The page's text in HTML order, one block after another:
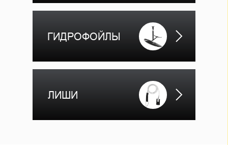
ГИДРОФОЙЛЫ
ЛИШИ